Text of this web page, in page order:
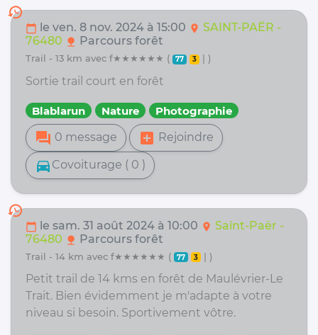
history
calendar_today le ven. 8 nov. 2024 à 15:00 location_on SAINT-PAËR -
76480 nature Parcours forêt
trail - 13 km avec f★★★★★★ ( 77 3 | )
Sortie trail court en forêt
Blablarun Nature Photographie
forum 0 message add_box Rejoindre
directions_car Covoiturage ( 0 )
history
calendar_today le sam. 31 août 2024 à 10:00 location_on Saint-Paër -
76480 nature Parcours forêt
trail - 14 km avec f★★★★★★ ( 77 3 | )
Petit trail de 14 kms en forêt de Maulévrier-Le
Trait. Bien évidemment je m'adapte à votre
niveau si besoin. Sportivement vôtre.